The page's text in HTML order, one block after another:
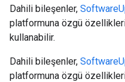
Dahili bileşenler,
platformuna özgü
kullanabilir.
Dahili bileşenler,
platformuna özgü